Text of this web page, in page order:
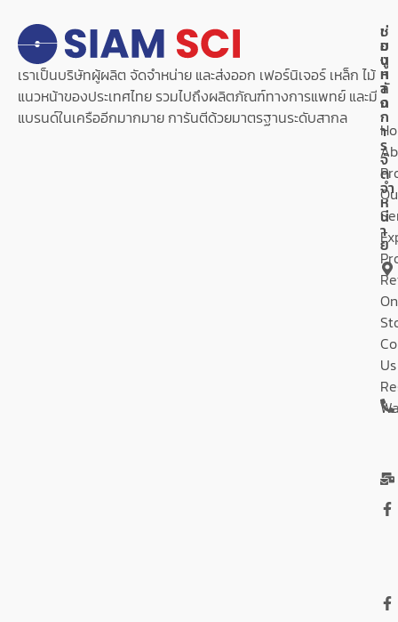
เราเป็นบริษัทผู้ผลิต จัดจำหน่าย และส่งออก เฟอร์นิเจอร์ เหล็ก ไม้
แนวหน้าของประเทศไทย รวมไปถึงผลิตภัณฑ์ทางการแพทย์ และมี
แบรนด์ในเครืออีกมากมาย การันตีด้วยมาตรฐานระดับสากล
เ
ม
นู
ห
ลั
ก
Us
ช่
อ
ง
ท
า
ง
ก
า
ร
จั
ด
จำ
ห
น่
า
ย